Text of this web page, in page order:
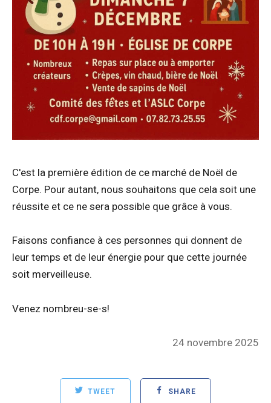
C'est la première édition de ce marché de Noël de
Corpe. Pour autant, nous souhaitons que cela soit une
réussite et ce ne sera possible que grâce à vous.
Faisons confiance à ces personnes qui donnent de
leur temps et de leur énergie pour que cette journée
soit merveilleuse.
Venez nombreu-se-s!
Posted
24 novembre 2025
TWEET SHARE